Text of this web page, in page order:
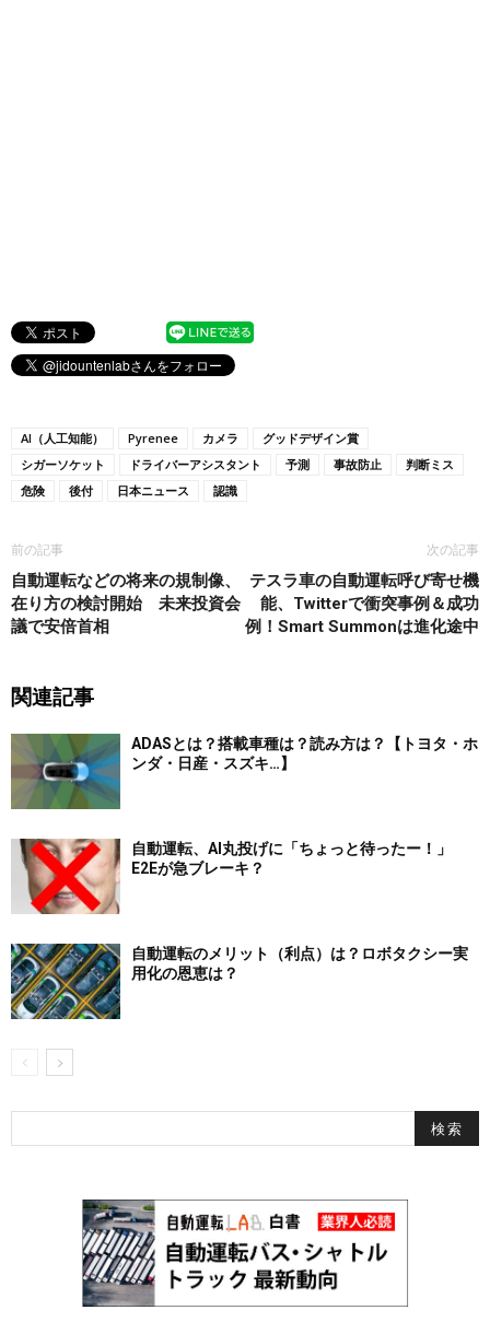
AI（人工知能） Pyrenee カメラ
グッドデザイン賞
シガーソケット
ドライバーアシスタント 予測 事故防止
判断ミス
危険
後付 日本ニュース 認識
前の記事
自動運転などの将来の規制像、
在り方の検討開始 未来投資会
議で安倍首相
次の記事
テスラ車の自動運転呼び寄せ機
能、Twitterで衝突事例＆成功
例！Smart Summonは進化途中
関連記事
ADASとは？搭載車種は？読み方は？【トヨタ・ホ
ンダ・日産・スズキ…】
自動運転、AI丸投げに「ちょっと待ったー！」
E2Eが急ブレーキ？
自動運転のメリット（利点）は？ロボタクシー実
用化の恩恵は？